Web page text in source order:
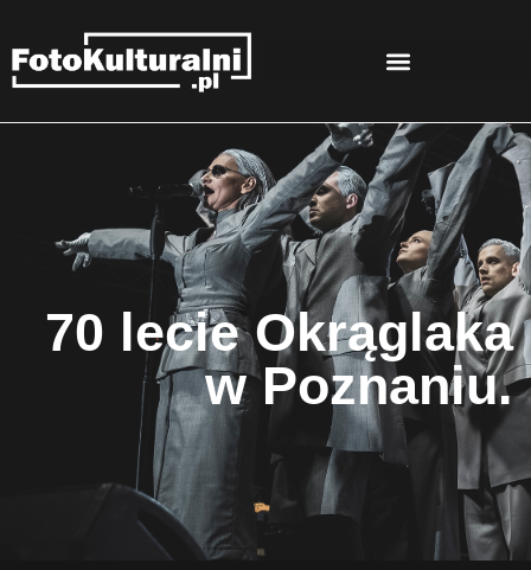
70 lecie Okrąglaka
w Poznaniu.